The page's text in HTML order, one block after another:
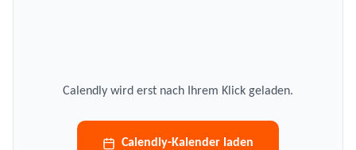
Calendly wird erst nach Ihrem Klick geladen.
Calendly-Kalender laden